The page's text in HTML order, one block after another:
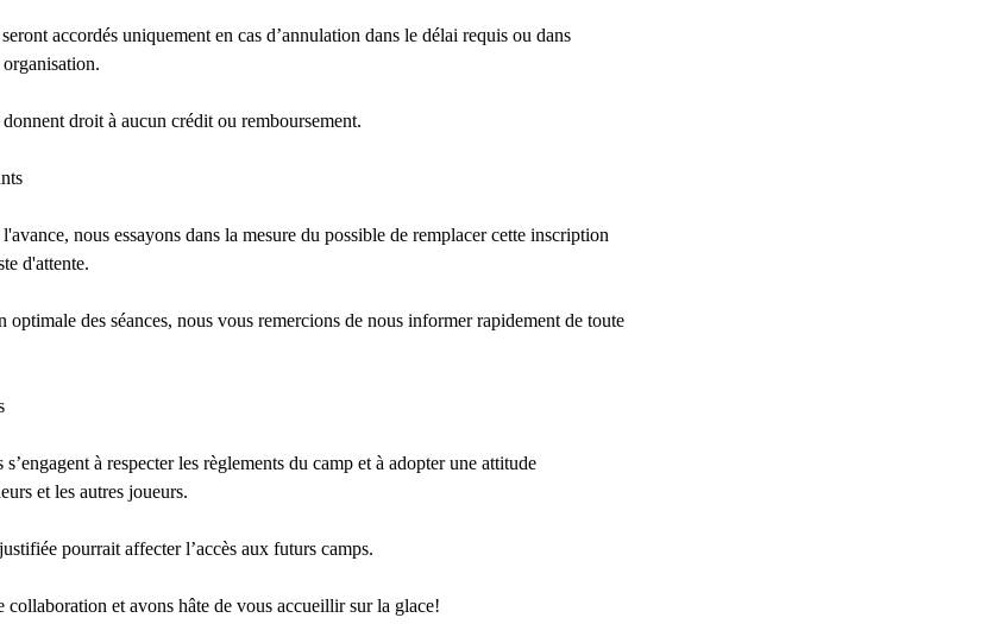
accordés uniquement en cas d’annulation dans le délai requis ou dans
droit à aucun crédit ou remboursement.
nous essayons dans la mesure du possible de remplacer cette inscription
d'attente.
optimale des séances, nous vous remercions de nous informer rapidement de toute
à respecter les règlements du camp et à adopter une attitude
et les autres joueurs.
pourrait affecter l’accès aux futurs camps.
collaboration et avons hâte de vous accueillir sur la glace!